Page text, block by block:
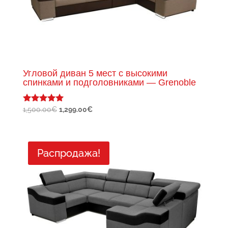
Угловой диван 5 мест с высокими
спинками и подголовниками — Grenoble
Оценка
1,500.00€ Первоначальная
1,500.00€.
1,299.00€Текущая
Распродажа!